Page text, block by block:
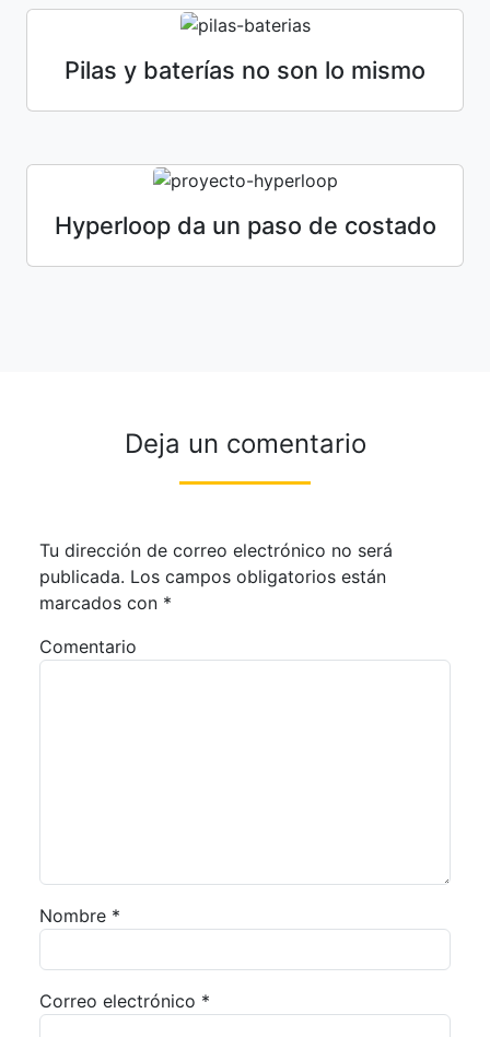
Pilas y baterías no son lo mismo
Hyperloop da un paso de costado
Deja un comentario
Tu dirección de correo electrónico no será
publicada. Los campos obligatorios están
marcados con *
Comentario
Nombre *
Correo electrónico *